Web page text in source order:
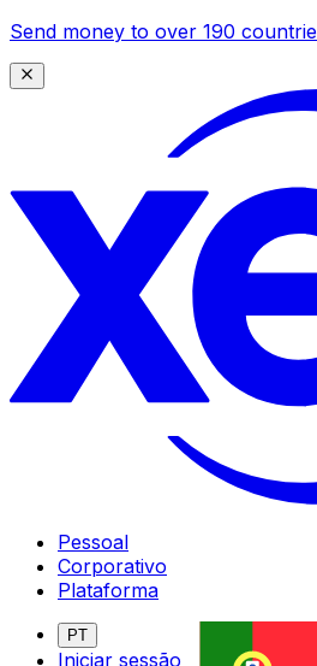
Send money to over 190
Pessoal
Corporativo
Plataforma
PT
Iniciar sessão